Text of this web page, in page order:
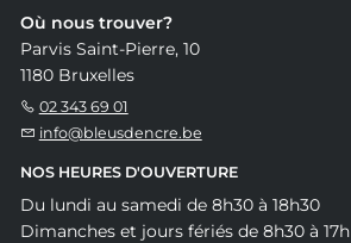
Où nous trouver?
Parvis Saint-Pierre, 10
1180 Bruxelles
02 343 69 01
info@bleusdencre.be
NOS HEURES D'OUVERTURE
Du lundi au samedi de 8h30 à 18h30
Dimanches et jours fériés de 8h30 à 17h